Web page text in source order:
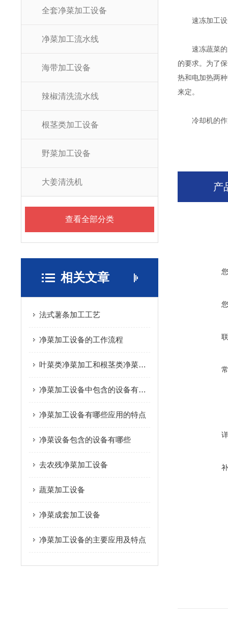
全套净菜加工设备
净菜加工流水线
海带加工设备
辣椒清洗流水线
根茎类加工设备
野菜加工设备
大姜清洗机
查看全部分类
相关文章
法式薯条加工工艺
净菜加工设备的工作流程
叶菜类净菜加工和根茎类净菜加工这个两种模式的区别是什么？
净菜加工设备中包含的设备有哪些
净菜加工设备有哪些应用的特点
净菜设备包含的设备有哪些
去农残净菜加工设备
蔬菜加工设备
净菜成套加工设备
净菜加工设备的主要应用及特点
速冻加工设备
速冻蔬菜的加
的要求。为了
热和电加热两
来定。
冷却机的作用
产